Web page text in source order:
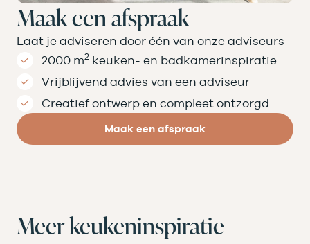
Maak een afspraak
Laat je adviseren door één van onze adviseurs
2000 m2 keuken- en badkamer­inspiratie
Vrijblijvend advies van een adviseur
Creatief ontwerp en compleet ontzorgd
Maak een afspraak
Meer keukeninspiratie